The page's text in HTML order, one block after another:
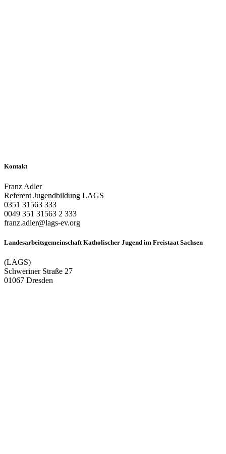
Kontakt
Franz Adler
Referent Jugendbildung LAGS
0351 31563 333
0049 351 31563 2 333
franz.adler@lags-ev.org
Landesarbeitsgemeinschaft Katholischer Jugend im Freistaat Sachsen
(LAGS)
Schweriner Straße 27
01067 Dresden